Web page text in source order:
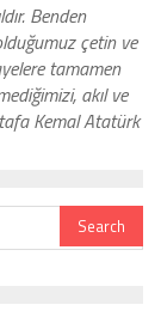
Benden
çetin ve
tamamen
akıl ve
Kemal Atatürk